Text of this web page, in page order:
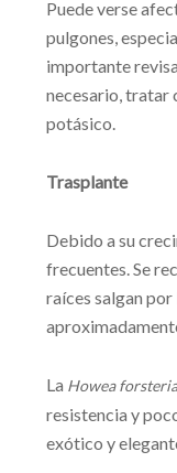
Puede verse
pulgones,
importante
necesario, tratar
potásico.
Trasplante
Debido a su
frecuentes. Se
raíces salgan
La Howea
resistencia y
exótico y